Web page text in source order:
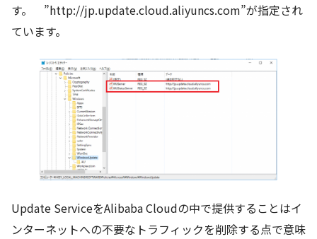
す。 ”http://jp.update.cloud.aliyuncs.com”が指定され
ています。
Update ServiceをAlibaba Cloudの中で提供することはイ
ンターネットへの不要なトラフィックを削除する点で意味